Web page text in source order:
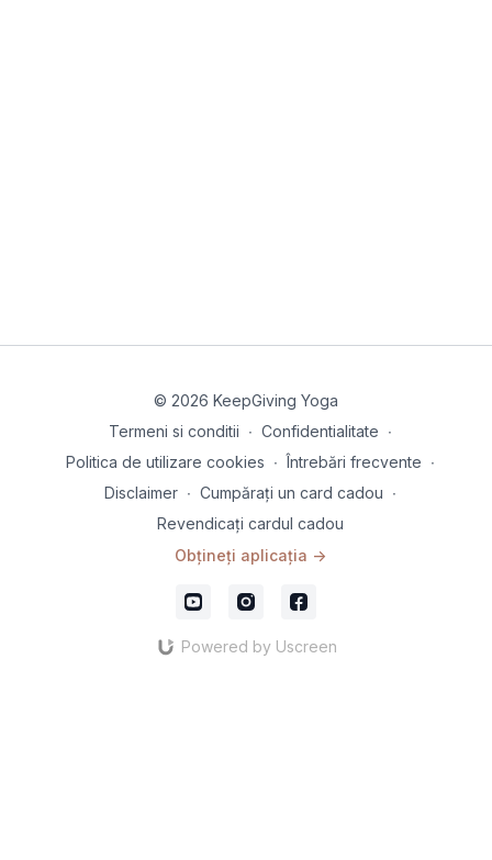
© 2026 KeepGiving Yoga
Termeni si conditii ∙ Confidentialitate ∙
Politica de utilizare cookies ∙ Întrebări frecvente ∙
Disclaimer ∙ Cumpărați un card cadou ∙
Revendicați cardul cadou
Obțineți aplicația ->
Powered by Uscreen